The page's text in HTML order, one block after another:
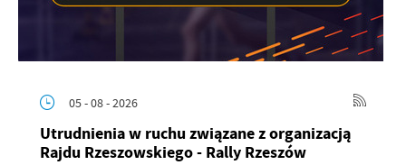
05 - 08 - 2026
Utrudnienia w ruchu związane z organizacją
Rajdu Rzeszowskiego - Rally Rzeszów